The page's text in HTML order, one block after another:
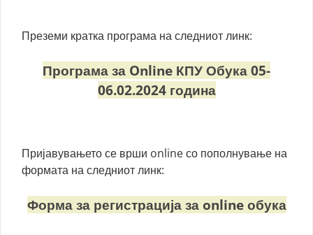
Преземи кратка програма на следниот линк:
Програма за Online КПУ Обука 05-
06.02.2024 година
Пријавувањето се врши online со пополнување на
формата на следниот линк:
Форма за регистрација за online обука